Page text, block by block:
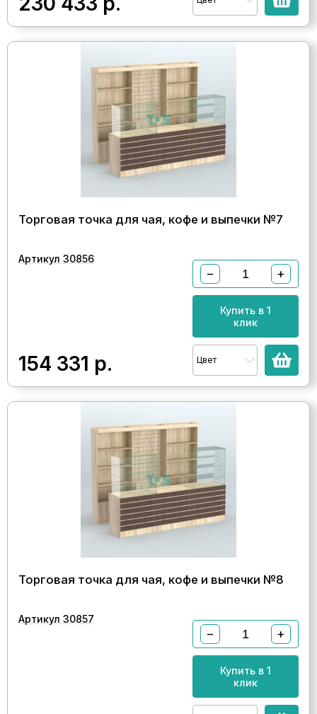
Торговая точка для чая, кофе и выпечки №7
Артикул 30856
154 331 р.
− +
Купить в 1
клик
Цвет
Торговая точка для чая, кофе и выпечки №8
Артикул 30857
− +
Купить в 1
клик